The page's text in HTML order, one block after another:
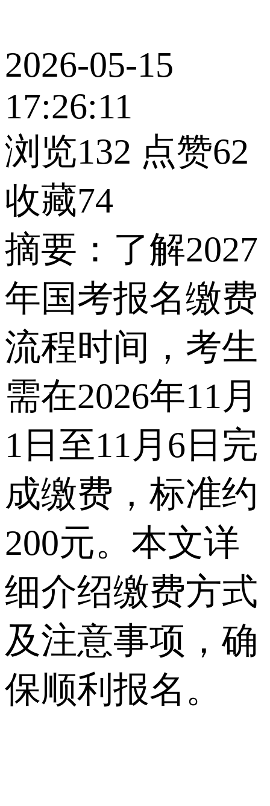
2026-05-15
17:26:11
浏览132 点赞62
收藏74
摘要：了解2027
年国考报名缴费
流程时间，考生
需在2026年11月
1日至11月6日完
成缴费，标准约
200元。本文详
细介绍缴费方式
及注意事项，确
保顺利报名。